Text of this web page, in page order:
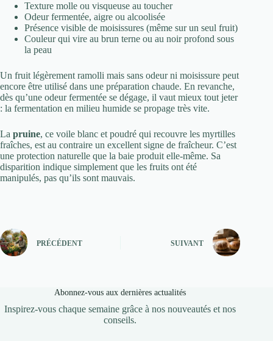
Texture molle ou visqueuse au toucher
Odeur fermentée, aigre ou alcoolisée
Présence visible de moisissures (même sur un seul fruit)
Couleur qui vire au brun terne ou au noir profond sous
la peau
Un fruit légèrement ramolli mais sans odeur ni moisissure peut
encore être utilisé dans une préparation chaude. En revanche,
dès qu’une odeur fermentée se dégage, il vaut mieux tout jeter
: la fermentation en milieu humide se propage très vite.
La pruine, ce voile blanc et poudré qui recouvre les myrtilles
fraîches, est au contraire un excellent signe de fraîcheur. C’est
une protection naturelle que la baie produit elle-même. Sa
disparition indique simplement que les fruits ont été
manipulés, pas qu’ils sont mauvais.
PRÉCÉDENT SUIVANT
Abonnez-vous aux dernières actualités
Inspirez-vous chaque semaine grâce à nos nouveautés et nos
conseils.